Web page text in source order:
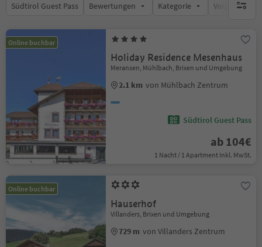
Südtirol Guest Pass Bewertungen Kategorie keine
Online buchbar
Holiday Residence Mesenhaus
Meransen, Mühlbach, Brixen und Umgebung
2.1 km von Mühlbach Zentrum
Südtirol Guest Pass
ab 104€
1 Nacht / 1 Apartment Inkl. MwSt.
Online buchbar
Hauserhof
Villanders, Brixen und Umgebung
729 m von Villanders Zentrum